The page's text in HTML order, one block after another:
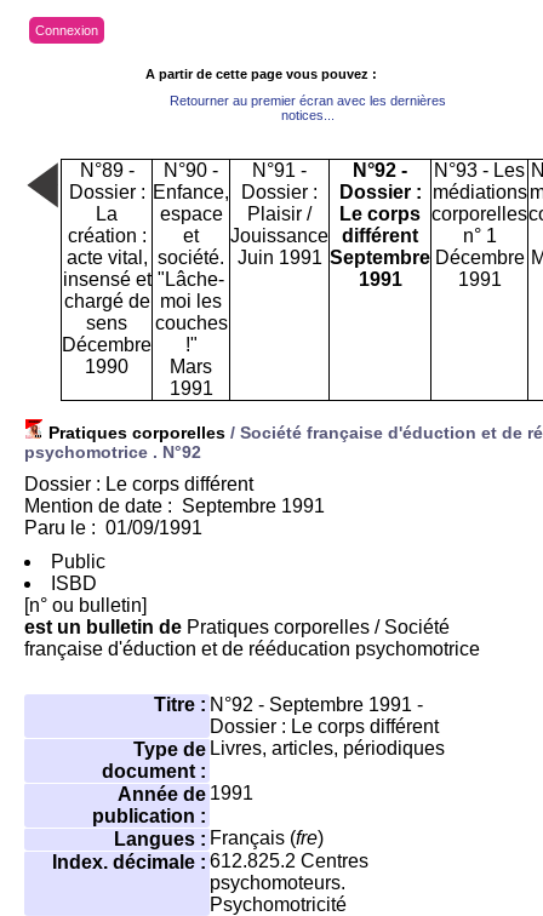
Connexion
A partir de cette page vous pouvez :
Retourner au premier écran avec les dernières
notices...
N°89 -
Dossier :
La
création :
acte vital,
insensé et
chargé de
sens
Décembre
1990
N°90 -
Enfance,
espace
et
société.
"Lâche-
moi les
couches
!"
Mars
1991
N°91 -
Dossier :
Plaisir /
Jouissance
Juin 1991
N°92 -
Dossier :
Le corps
différent
Septembre
1991
N°93 - Les
médiations
corporelles
n° 1
Décembre
1991
Pratiques corporelles / Société française d'éduction et de
psychomotrice . N°92
Dossier : Le corps différent
Mention de date : Septembre 1991
Paru le : 01/09/1991
Public
ISBD
[n° ou bulletin]
est un bulletin de Pratiques corporelles / Société
française d'éduction et de rééducation psychomotrice
Titre : N°92 - Septembre 1991 -
Dossier : Le corps différent
Type de
document :
Livres, articles, périodiques
Année de
publication :
1991
Langues : Français (fre)
Index. décimale : 612.825.2 Centres
psychomoteurs.
Psychomotricité